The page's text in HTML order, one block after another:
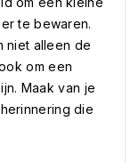
te bewaren.
niet alleen de
om een
Maak van je
die